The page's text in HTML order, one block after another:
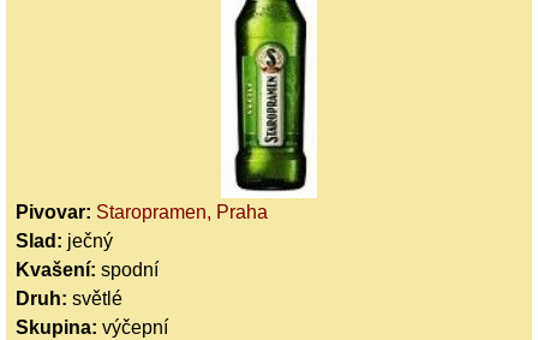
Pivovar: Staropramen, Praha
Slad: ječný
Kvašení: spodní
Druh: světlé
Skupina: výčepní